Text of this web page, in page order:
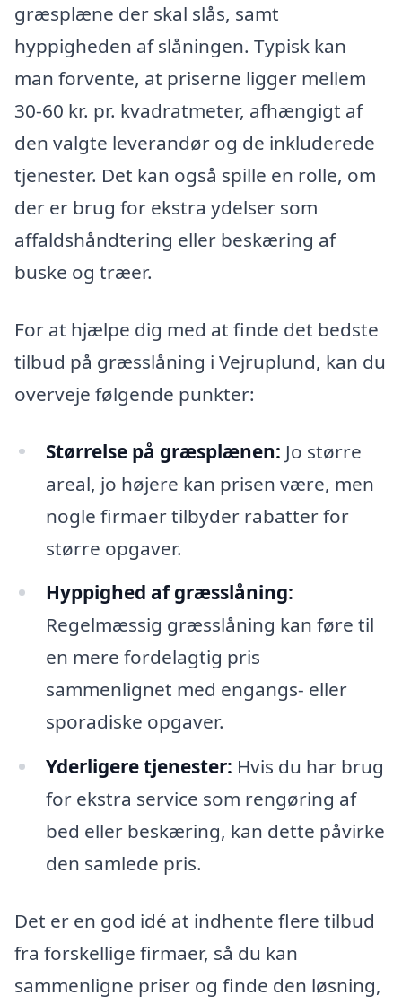
græsplæne der skal slås, samt
hyppigheden af slåningen. Typisk kan
man forvente, at priserne ligger mellem
30-60 kr. pr. kvadratmeter, afhængigt af
den valgte leverandør og de inkluderede
tjenester. Det kan også spille en rolle, om
der er brug for ekstra ydelser som
affaldshåndtering eller beskæring af
buske og træer.
For at hjælpe dig med at finde det bedste
tilbud på græsslåning i Vejruplund, kan du
overveje følgende punkter:
Størrelse på græsplænen: Jo større
areal, jo højere kan prisen være, men
nogle firmaer tilbyder rabatter for
større opgaver.
Hyppighed af græsslåning:
Regelmæssig græsslåning kan føre til
en mere fordelagtig pris
sammenlignet med engangs- eller
sporadiske opgaver.
Yderligere tjenester: Hvis du har brug
for ekstra service som rengøring af
bed eller beskæring, kan dette påvirke
den samlede pris.
Det er en god idé at indhente flere tilbud
fra forskellige firmaer, så du kan
sammenligne priser og finde den løsning,